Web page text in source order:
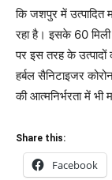
कि जशपुर में उत्पादित
रहा है। इसके 60
पर इस तरह के
हर्बल सैनिटाइजर
की आत्मनिर्भरता में भी
Share this:
Facebook